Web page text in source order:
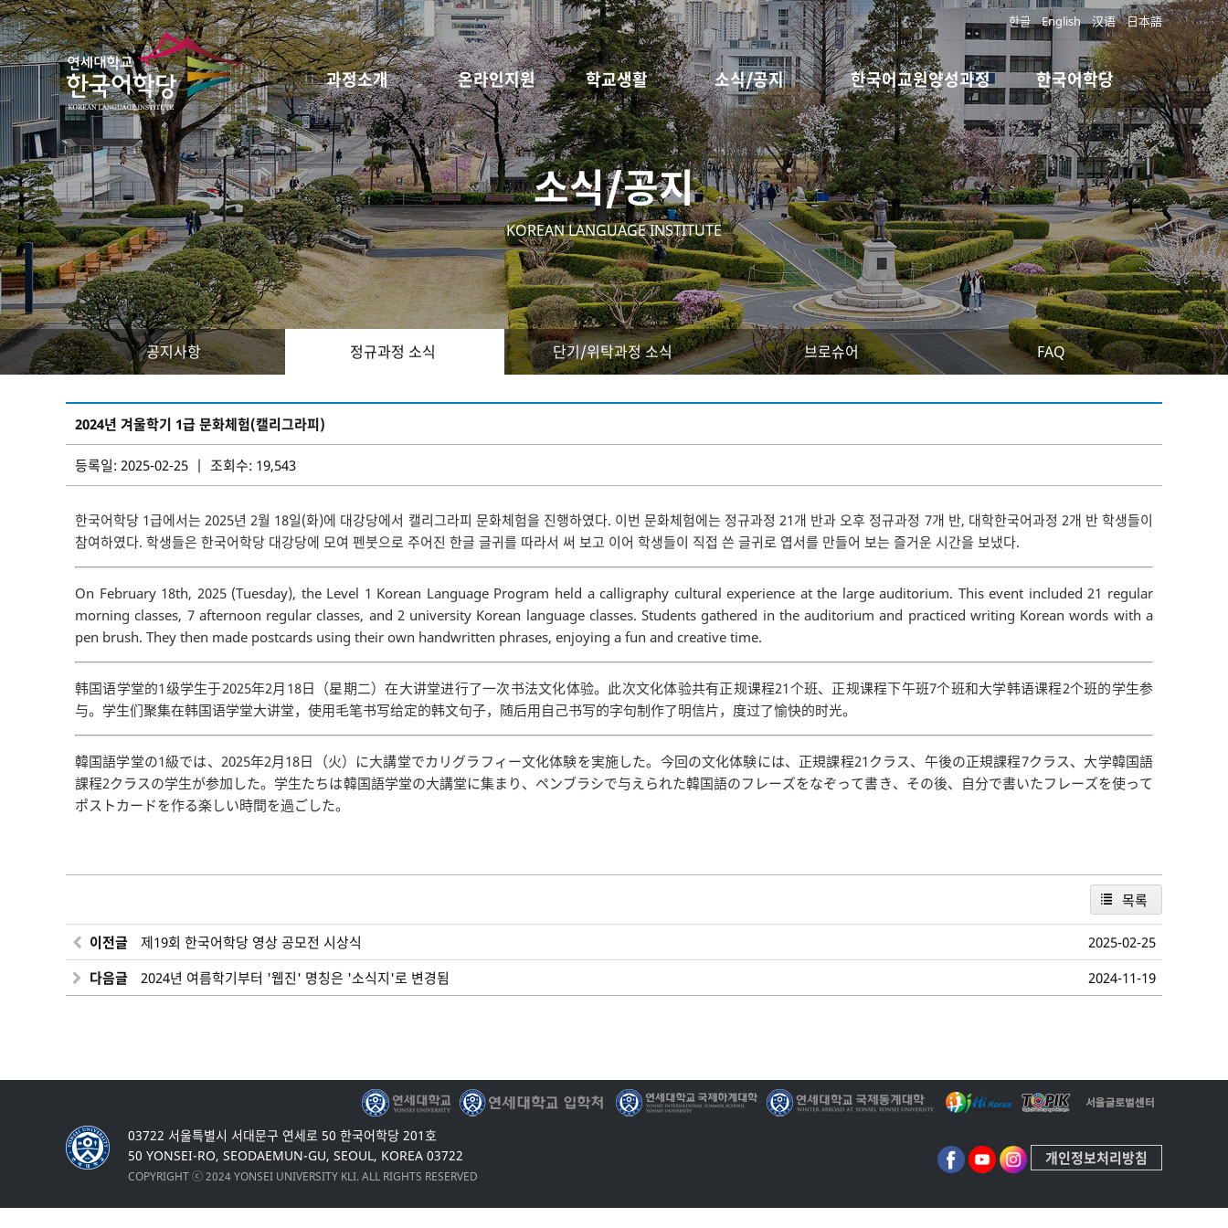
한글 English 汉语 日本語
과정소개 온라인지원 학교생활 소식/공지 한국어교원양성과정 한국어학당
소식/공지
KOREAN LANGUAGE INSTITUTE
공지사항 정규과정 소식 단기/위탁과정 소식 브로슈어 FAQ
2024년 겨울학기 1급 문화체험(캘리그라피)
등록일: 2025-02-25 | 조회수: 19,543
한국어학당 1급에서는 2025년 2월 18일(화)에 대강당에서 캘리그라피 문화체험을 진행하였다. 이번 문화체험에는 정규과정 21개 반과 오후 정규과정 7개 반, 대학한국어과정 2개 반 학생들이
참여하였다. 학생들은 한국어학당 대강당에 모여 펜붓으로 주어진 한글 글귀를 따라서 써 보고 이어 학생들이 직접 쓴 글귀로 엽서를 만들어 보는 즐거운 시간을 보냈다.
On February 18th, 2025 (Tuesday), the Level 1 Korean Language Program held a calligraphy cultural experience at the large auditorium. This event included 21 regular
morning classes, 7 afternoon regular classes, and 2 university Korean language classes. Students gathered in the auditorium and practiced writing Korean words with a
pen brush. They then made postcards using their own handwritten phrases, enjoying a fun and creative time.
韩国语学堂的1级学生于2025年2月18日（星期二）在大讲堂进行了一次书法文化体验。此次文化体验共有正规课程21个班、正规课程下午班7个班和大学韩语课程2个班的学生参
与。学生们聚集在韩国语学堂大讲堂，使用毛笔书写给定的韩文句子，随后用自己书写的字句制作了明信片，度过了愉快的时光。
韓国語学堂の1級では、2025年2月18日（火）に大講堂でカリグラフィー文化体験を実施した。今回の文化体験には、正規課程21クラス、午後の正規課程7クラス、大学韓国語
課程2クラスの学生が参加した。学生たちは韓国語学堂の大講堂に集まり、ペンブラシで与えられた韓国語のフレーズをなぞって書き、その後、自分で書いたフレーズを使って
ポストカードを作る楽しい時間を過ごした。
목록
이전글 제19회 한국어학당 영상 공모전 시상식
2025-02-25
다음글
2024년 여름학기부터 '웹진' 명칭은 '소식지'로 변경됨 2024-11-19
03722 서울특별시 서대문구 연세로 50 한국어학당 201호
50 YONSEI-RO, SEODAEMUN-GU, SEOUL, KOREA 03722
COPYRIGHT ⓒ 2024 YONSEI UNIVERSITY KLI. ALL RIGHTS RESERVED
개인정보처리방침